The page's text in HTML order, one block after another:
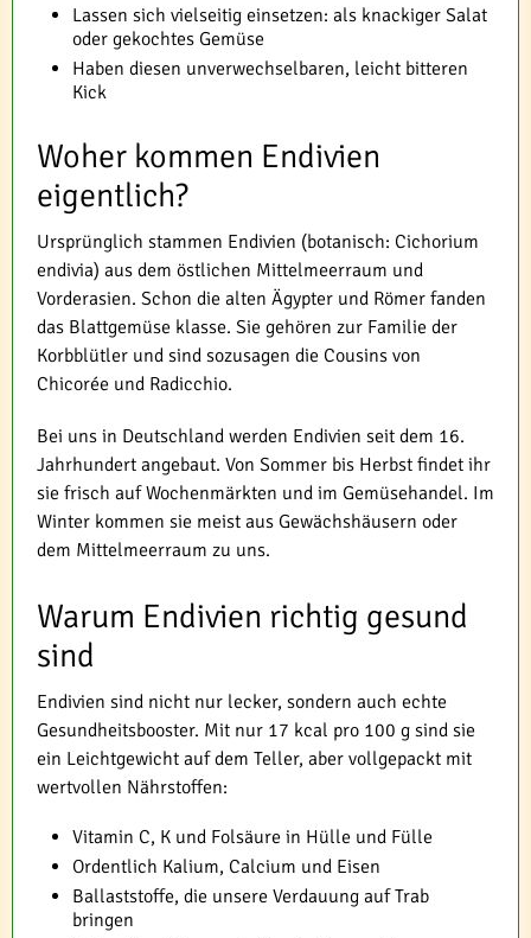
Lassen sich vielseitig einsetzen: als knackiger Salat
oder gekochtes Gemüse
Haben diesen unverwechselbaren, leicht bitteren
Kick
Woher kommen Endivien
eigentlich?
Ursprünglich stammen Endivien (botanisch: Cichorium
endivia) aus dem östlichen Mittelmeerraum und
Vorderasien. Schon die alten Ägypter und Römer fanden
das Blattgemüse klasse. Sie gehören zur Familie der
Korbblütler und sind sozusagen die Cousins von
Chicorée und Radicchio.
Bei uns in Deutschland werden Endivien seit dem 16.
Jahrhundert angebaut. Von Sommer bis Herbst findet ihr
sie frisch auf Wochenmärkten und im Gemüsehandel. Im
Winter kommen sie meist aus Gewächshäusern oder
dem Mittelmeerraum zu uns.
Warum Endivien richtig gesund
sind
Endivien sind nicht nur lecker, sondern auch echte
Gesundheitsbooster. Mit nur 17 kcal pro 100 g sind sie
ein Leichtgewicht auf dem Teller, aber vollgepackt mit
wertvollen Nährstoffen:
Vitamin C, K und Folsäure in Hülle und Fülle
Ordentlich Kalium, Calcium und Eisen
Ballaststoffe, die unsere Verdauung auf Trab
bringen